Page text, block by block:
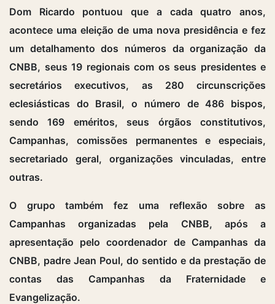
Dom Ricardo pontuou que a cada quatro anos,
acontece uma eleição de uma nova presidência e fez
um detalhamento dos números da organização da
CNBB, seus 19 regionais com os seus presidentes e
secretários executivos, as 280 circunscrições
eclesiásticas do Brasil, o número de 486 bispos,
sendo 169 eméritos, seus órgãos constitutivos,
Campanhas, comissões permanentes e especiais,
secretariado geral, organizações vinculadas, entre
outras.
O grupo também fez uma reflexão sobre as
Campanhas organizadas pela CNBB, após a
apresentação pelo coordenador de Campanhas da
CNBB, padre Jean Poul, do sentido e da prestação de
contas das Campanhas da Fraternidade e
Evangelização.